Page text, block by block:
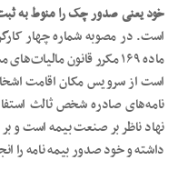
خود یعنی صدور چک را منوط به
است. در مصوبه شماره چهار
ماده ۱۶۹ مکرر قانون
است از سرویس مکان اقامت
نامه‌های صادره شخص ثالث
نهاد ناظر بر صنعت بیمه است و
داشته و خود صدور بیمه نامه را